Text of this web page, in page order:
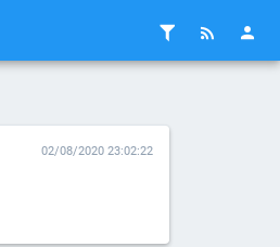
02/08/2020 23:02:22